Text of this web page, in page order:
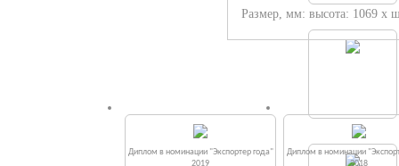
Размер, мм: высота: 1069 х
Диплом в номинации "Экспортер года"
2019
Диплом в номинации
2018